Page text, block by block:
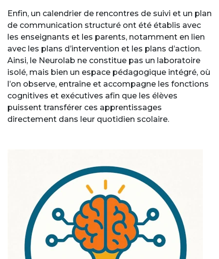
Enfin, un calendrier de rencontres de suivi et un plan
de communication structuré ont été établis avec
les enseignants et les parents, notamment en lien
avec les plans d’intervention et les plans d’action.
Ainsi, le Neurolab ne constitue pas un laboratoire
isolé, mais bien un espace pédagogique intégré, où
l’on observe, entraîne et accompagne les fonctions
cognitives et exécutives afin que les élèves
puissent transférer ces apprentissages
directement dans leur quotidien scolaire.